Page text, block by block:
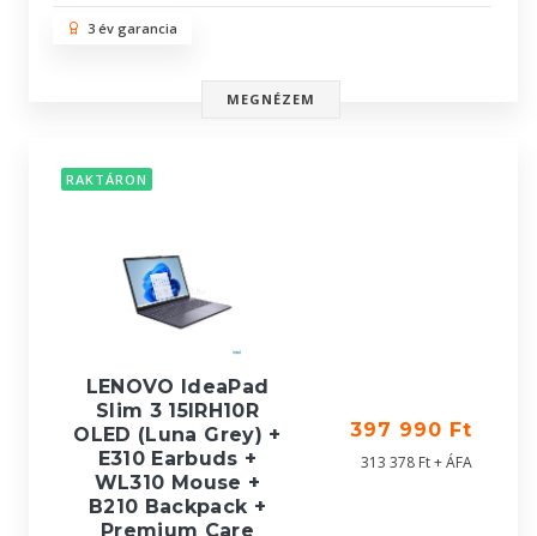
3 év garancia
MEGNÉZEM
RAKTÁRON
LENOVO IdeaPad
Slim 3 15IRH10R
OLED (Luna Grey) +
E310 Earbuds +
WL310 Mouse +
B210 Backpack +
Premium Care
397 990 Ft
313 378 Ft + ÁFA